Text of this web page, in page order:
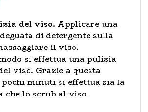
del viso. Applicare una
di detergente sulla
il viso.
si effettua una pulizia
viso. Grazie a questa
minuti si effettua sia la
che lo scrub al viso.